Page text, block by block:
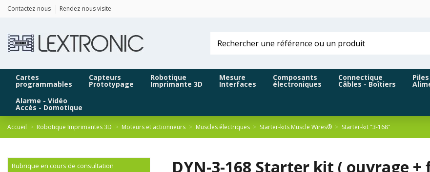
Contactez-nous Rendez-nous visite
Cartes
programmables
Capteurs
Prototypage
Robotique
Imprimante 3D
Mesure
Interfaces
Composants
électroniques
Connectique
Câbles - Boîtiers
Alarme - Vidéo
Accès - Domotique
Accueil Robotique Imprimantes 3D Moteurs et actionneurs Muscles électriques Starter-kits Muscle Wires® Starter-kit "3-168"
DYN-3-168 Starter kit ( ouvrage
Rubrique en cours de consultation
Panneau de gestion des cookies